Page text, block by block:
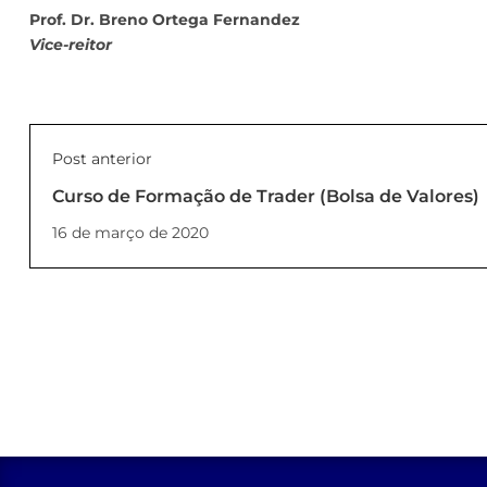
Prof. Dr. Breno Ortega Fernandez
Vice-reitor
Post anterior
Curso de Formação de Trader (Bolsa de Valores)
16 de março de 2020